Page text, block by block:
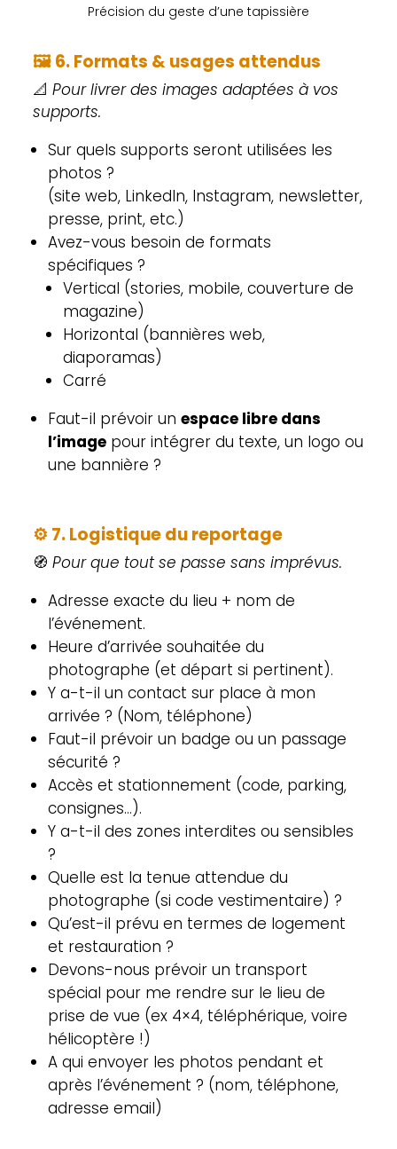
Précision du geste d’une tapissière
🖼️6. Formats & usages attendus
📐Pour livrer des images adaptées à vos
supports.
Sur quels supports seront utilisées les
photos ?
(site web, LinkedIn, Instagram, newsletter,
presse, print, etc.)
Avez-vous besoin de formats
spécifiques ?
Vertical (stories, mobile, couverture de
magazine)
Horizontal (bannières web,
diaporamas)
Carré
Faut-il prévoir unespace libre dans
l’image pour intégrer du texte, un logo ou
une bannière ?
⚙️ 7. Logistique du reportage
🧭Pour que tout se passe sans imprévus.
Adresse exacte du lieu + nom de
l’événement.
Heure d’arrivée souhaitée du
photographe (et départ si pertinent).
Y a-t-il un contact sur place à mon
arrivée ? (Nom, téléphone)
Faut-il prévoir un badge ou un passage
sécurité ?
Accès et stationnement (code, parking,
consignes…).
Y a-t-il des zones interdites ou sensibles
?
Quelle est la tenue attendue du
photographe (si code vestimentaire) ?
Qu’est-il prévu en termes de logement
et restauration ?
Devons-nous prévoir un transport
spécial pour me rendre sur le lieu de
prise de vue (ex 4×4, téléphérique, voire
hélicoptère !)
A qui envoyer les photos pendant et
après l’événement ? (nom, téléphone,
adresse email)